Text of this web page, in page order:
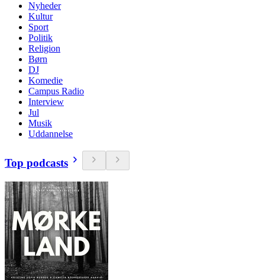
Nyheder
Kultur
Sport
Politik
Religion
Børn
DJ
Komedie
Campus Radio
Interview
Jul
Musik
Uddannelse
Top podcasts